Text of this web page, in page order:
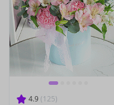
4.9 (125)